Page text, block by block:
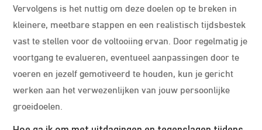
Vervolgens is het nuttig om deze doelen op te breken in
kleinere, meetbare stappen en een realistisch tijdsbestek
vast te stellen voor de voltooiing ervan. Door regelmatig je
voortgang te evalueren, eventueel aanpassingen door te
voeren en jezelf gemotiveerd te houden, kun je gericht
werken aan het verwezenlijken van jouw persoonlijke
groeidoelen.